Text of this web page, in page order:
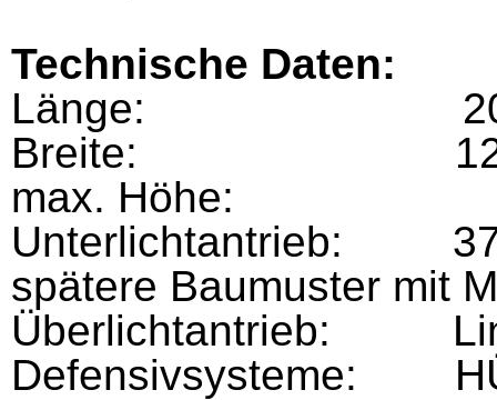
Technische Daten:
Länge:
Breite:
max. Höhe:
Unterlichtantrieb: 37
spätere Baumuster mit
Überlichtantrieb:
Defensivsysteme: